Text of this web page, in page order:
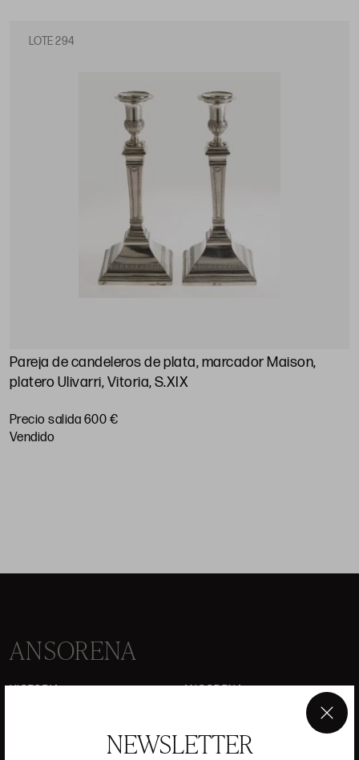
NEWSLETTER ×
LOTE 294
Pareja de candeleros de plata, marcador Maison,
platero Ulivarri, Vitoria, S.XIX
Precio salida 600 €
vendido
ANSORENA
HISTORIA
ANSORENA
GALERÍA